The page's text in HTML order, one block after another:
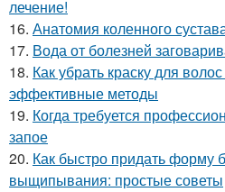
лечение!
16. Анатомия коленного
17. Вода от болезней
18. Как убрать краску для
эффективные методы
19. Когда требуется
запое
20. Как быстро придать форму
выщипывания: простые советы